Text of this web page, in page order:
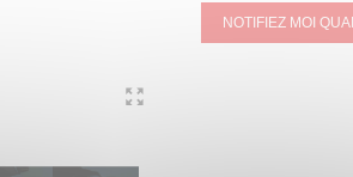
NOTIFIEZ MOI